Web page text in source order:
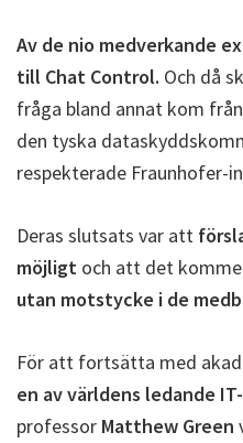
Av de nio medverkande
till Chat Control. Och då
fråga bland annat kom
den tyska
respekterade Fraunhofer-
Deras slutsats var att
möjligt och att det
utan motstycke i de
För att fortsätta med
en av världens ledande
professor Matthew Green